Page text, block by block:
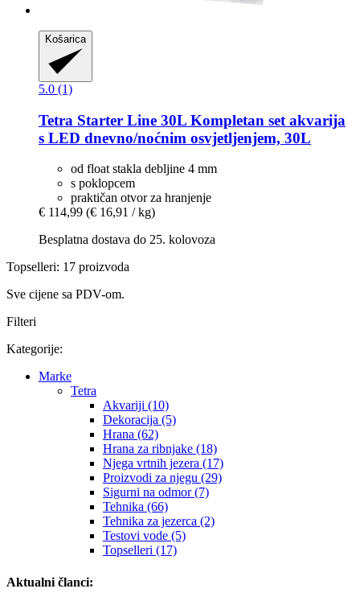
Košarica
5.0 (1)
Tetra Starter Line 30L Kompletan set akvarija
s LED dnevno/noćnim osvjetljenjem, 30L
od float stakla debljine 4 mm
s poklopcem
praktičan otvor za hranjenje
€ 114,99 (€ 16,91 / kg)
Besplatna dostava do 25. kolovoza
Topselleri: 17 proizvoda
Sve cijene sa PDV-om.
Filteri
Kategorije:
Marke
Tetra
Akvariji (10)
Dekoracija (5)
Hrana (62)
Hrana za ribnjake (18)
Njega vrtnih jezera (17)
Proizvodi za njegu (29)
Sigurni na odmor (7)
Tehnika (66)
Tehnika za jezerca (2)
Testovi vode (5)
Topselleri (17)
Aktualni članci: